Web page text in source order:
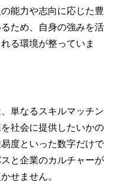
能力や志向に応じた豊
ため、自身の強みを活
る環境が整っていま
単なるスキルマッチン
社会に提供したいかの
度といった数字だけで
と企業のカルチャーが
せません。